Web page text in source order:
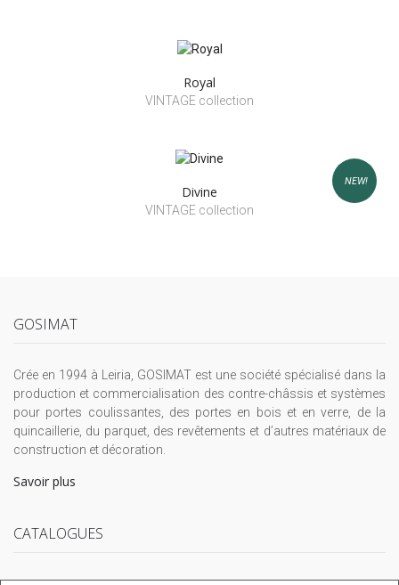
Royal
VINTAGE collection
NEW!
Divine
VINTAGE collection
GOSIMAT
Crée en 1994 à Leiria, GOSIMAT est une société spécialisé dans la
production et commercialisation des contre-châssis et systèmes
pour portes coulissantes, des portes en bois et en verre, de la
quincaillerie, du parquet, des revêtements et d’autres matériaux de
construction et décoration.
Savoir plus
CATALOGUES